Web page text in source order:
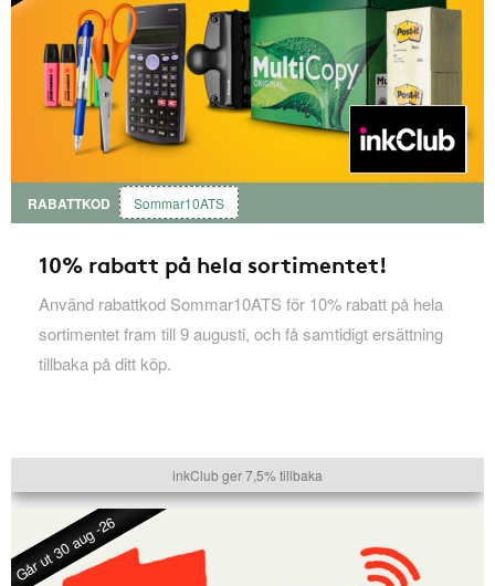
RABATTKOD Sommar10ATS
10% rabatt på hela sortimentet!
Använd rabattkod Sommar10ATS för 10% rabatt på hela
sortimentet fram till 9 augusti, och få samtidigt ersättning
tillbaka på ditt köp.
inkClub ger 7,5% tillbaka
Går ut 30 aug -26